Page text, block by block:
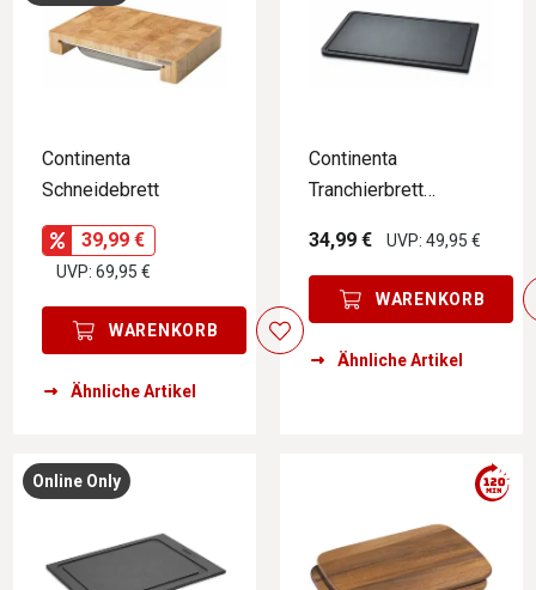
Continenta
Schneidebrett
39,99 €
UVP: 69,95 €
WARENKORB
Ähnliche Artikel
Continenta
Tranchierbrett
34,99 €
UVP: 49,95 €
WARENKORB
Ähnliche Artikel
Online Only